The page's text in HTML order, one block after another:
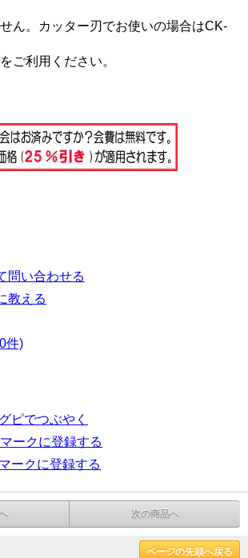
ん。カッター刃でお使いの場合はCK-
ご利用ください。
問い合わせる
教える
件)
ピでつぶやく
ークに登録する
ークに登録する
次の商品へ
ページの先頭へ戻る